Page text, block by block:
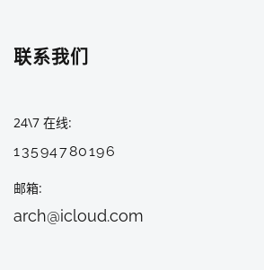
联系我们
24\7 在线
13594780196
邮箱
arch@icloud.com